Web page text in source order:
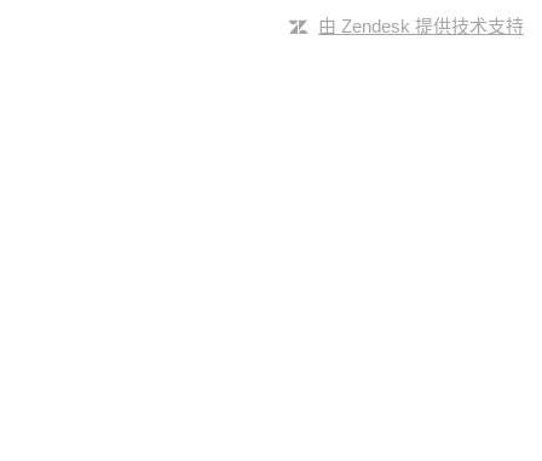
由 Zendesk 提供技术支持